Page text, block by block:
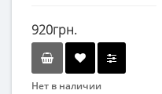
920грн.
Нет в наличии